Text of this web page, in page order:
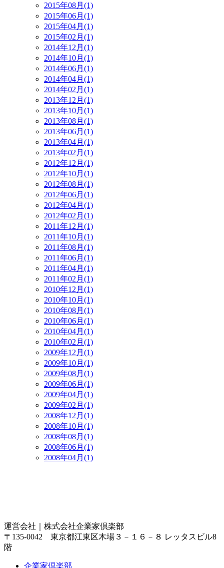
2015年08月(1)
2015年06月(1)
2015年04月(1)
2015年02月(1)
2014年12月(1)
2014年10月(1)
2014年06月(1)
2014年04月(1)
2014年02月(1)
2013年12月(1)
2013年10月(1)
2013年08月(1)
2013年06月(1)
2013年04月(1)
2013年02月(1)
2012年12月(1)
2012年10月(1)
2012年08月(1)
2012年06月(1)
2012年04月(1)
2012年02月(1)
2011年12月(1)
2011年10月(1)
2011年08月(1)
2011年06月(1)
2011年04月(1)
2011年02月(1)
2010年12月(1)
2010年10月(1)
2010年08月(1)
2010年06月(1)
2010年04月(1)
2010年02月(1)
2009年12月(1)
2009年10月(1)
2009年08月(1)
2009年06月(1)
2009年04月(1)
2009年02月(1)
2008年12月(1)
2008年10月(1)
2008年08月(1)
2008年06月(1)
2008年04月(1)
運営会社｜ 株式会社企業家倶楽部
〒135-0042 東京都江東区木場３－１６－８ レッタスビル8
階
企業家倶楽部